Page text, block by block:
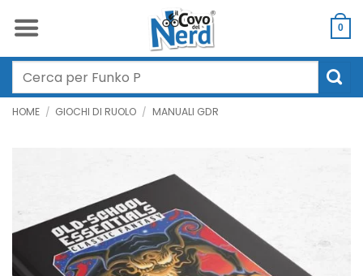
0
Cerca:
HOME / GIOCHI DI RUOLO / MANUALI GDR